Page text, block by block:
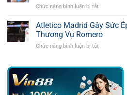
Cup
20h00
Myanmar
–
Cup
20h00
08/08/2026
Chức năng bình luận bị tắt
Madrid
Lựa
Chọn
Vụ
Chiêu
Atletico Madrid Gây Sức
Thương Vụ Romero
Chức năng bình luận bị tắt
Sức
Ép